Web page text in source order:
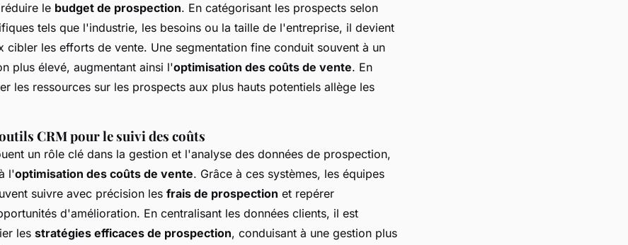
le budget de prospection. En catégorisant les prospects selon
tels que l'industrie, les besoins ou la taille de l'entreprise, il devient
cibler les efforts de vente. Une segmentation fine conduit souvent à un
plus élevé, augmentant ainsi l'optimisation des coûts de vente. En
les ressources sur les prospects aux plus hauts potentiels allège les
CRM pour le suivi des coûts
un rôle clé dans la gestion et l'analyse des données de prospection,
l'optimisation des coûts de vente. Grâce à ces systèmes, les équipes
suivre avec précision les frais de prospection et repérer
d'amélioration. En centralisant les données clients, il est
les stratégies efficaces de prospection, conduisant à une gestion plus